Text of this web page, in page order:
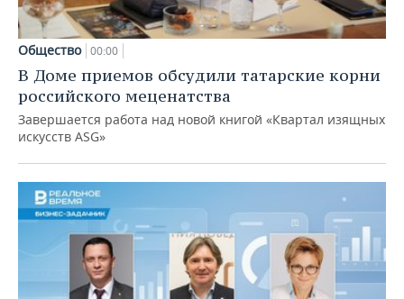
Общество 00:00
В Доме приемов обсудили татарские корни
российского меценатства
Завершается работа над новой книгой «Квартал изящных
искусств ASG»